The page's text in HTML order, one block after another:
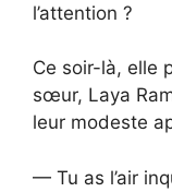
l’attention ?
Ce soir-là, elle
sœur, Laya
leur modeste
— Tu as l’air